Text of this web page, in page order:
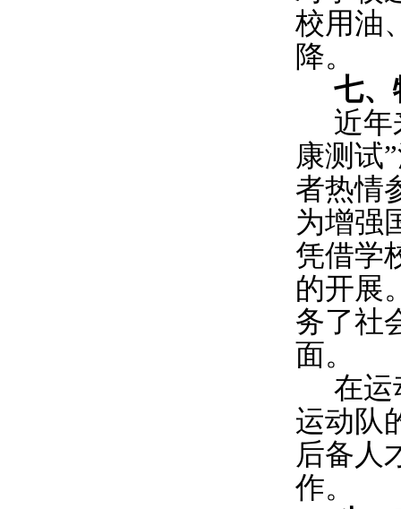
校用油
降。
七、
近年
康测试
者热情
为增强
凭借学
的开展
务了社
面。
在运
运动队
后备人
作。